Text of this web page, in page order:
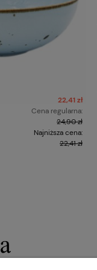
22,41 zł
Cena regularna:
24,90 zł
Najniższa cena:
22,41 zł